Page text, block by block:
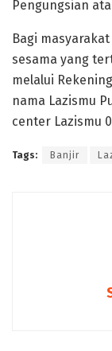
Pengungsian
Bagi
sesama yang
melalui
nama Lazismu
center Lazismu
Tags: Banjir